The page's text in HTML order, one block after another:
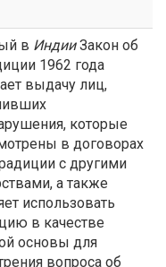
в ИндииЗакон об
1962 года
выдачу лиц,
которые
в договорах
с другими
а также
использовать
в качестве
основы для
вопроса об